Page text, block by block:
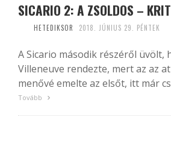
SICARIO 2: A ZSOLDOS –
HETEDIKSOR 2018. JÚNIUS 29. PÉNTEK
A Sicario második részéről üvölt,
Villeneuve rendezte, mert az az
menővé emelte az elsőt, itt már
Tovább